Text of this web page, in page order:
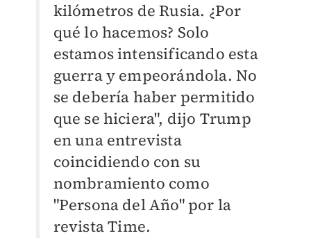
kilómetros de Rusia. ¿Por
qué lo hacemos? Solo
estamos intensificando esta
guerra y empeorándola. No
se debería haber permitido
que se hiciera", dijo Trump
en una entrevista
coincidiendo con su
nombramiento como
"Persona del Año" por la
revista Time.